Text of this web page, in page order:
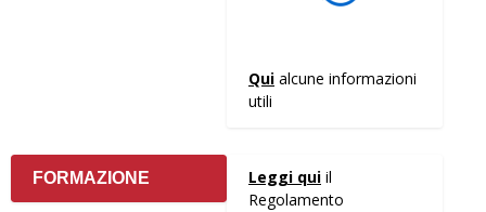
Qui alcune informazioni
utili
FORMAZIONE Leggi qui il
Regolamento